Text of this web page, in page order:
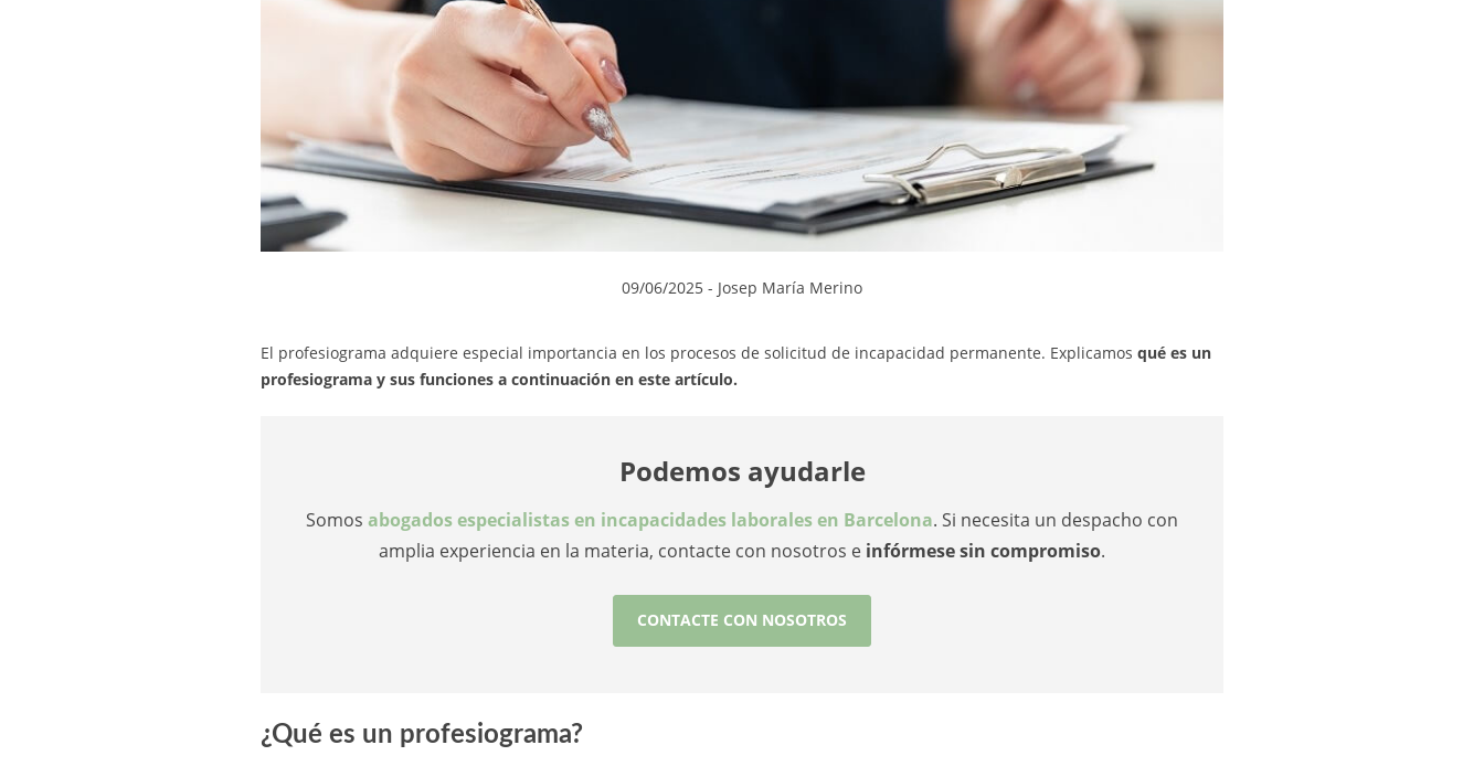
09/06/2025 - Josep María Merino
El profesiograma adquiere especial importancia en los procesos de solicitud de incapacidad permanente. Explicamos qué es un
profesiograma y sus funciones a continuación en este artículo.
Podemos ayudarle
Somos abogados especialistas en incapacidades laborales en Barcelona. Si necesita un despacho con
amplia experiencia en la materia, contacte con nosotros e infórmese sin compromiso.
CONTACTE CON NOSOTROS
¿Qué es un profesiograma?